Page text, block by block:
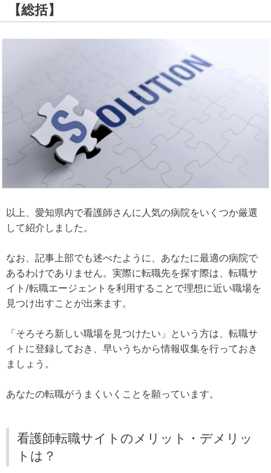
【総括】
以上、愛知県内で看護師さんに人気の病院をいくつか厳選
して紹介しました。
なお、記事上部でも述べたように、あなたに最適の病院で
あるわけでありません。実際に転職先を探す際は、転職サ
イト/転職エージェントを利用することで理想に近い職場を
見つけ出すことが出来ます。
「そろそろ新しい職場を見つけたい」という方は、転職サ
イトに登録しておき、早いうちから情報収集を行っておき
ましょう。
あなたの転職がうまくいくことを願っています。
看護師転職サイトのメリット・デメリッ
トは？